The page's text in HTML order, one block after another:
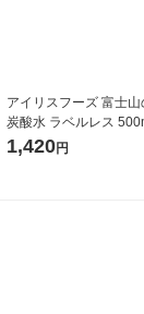
アイリスフーズ 富士山
炭酸水 ラベルレス
箱（24本入）
1,420円